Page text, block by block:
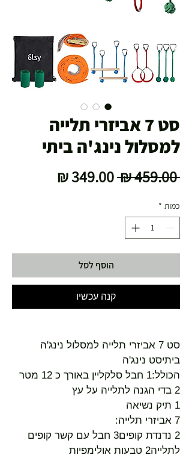
סט 7 אביזרי תלייה
למסלול נינג'ה ביתי
‏459.00 ‏₪
מחיר
כמות *
הוסף לסל
קנה עכשיו
סט 7 אביזרי תלייה למסלול נינג'ה
ביתיסט נינג'ה
הכולל:1 חבל סלקליין באורך כ 12 מטר
2 בדי הגנה לתלייה על עץ
1 תיק נשיאה
7 אביזרי תלייה:
2 נדנדת קופים3 חבל עם קשר קופים
לתלייה2 טבעות אולימפיות